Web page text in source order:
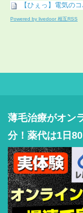
【ひぇっ】電気の
Powered by livedoor 相互RSS
薄毛治療がオン
分！薬代は1日